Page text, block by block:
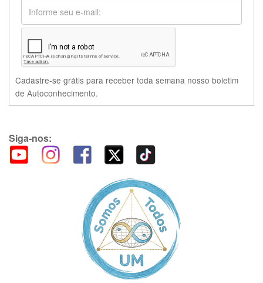
Cadastre-se grátis para receber toda semana nosso boletim
de Autoconhecimento.
Siga-nos: